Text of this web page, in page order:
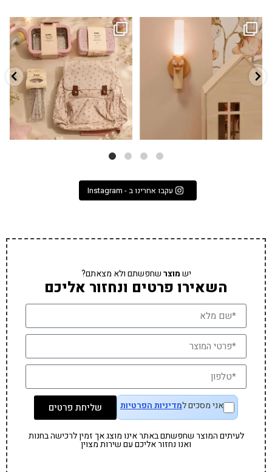
✨ חוזרים למסגרת בסטייל! ✨
הקולקציה החדשה...
9 4
גם פריט עיצובי לחדר, גם מנורת לילה
...
3 0
עקבו אחרינו ב - Instagram
ישמוצרשחפשתם ולא מצאתם?
השאירו פרטים ונחזור אליכם
אני מסכים למדיניות הפרטיות שליחת פרטים
לעיתים המוצר שחפשתם באתר אינו מוצג אך זמין לרכישה בחנות
ואנו נחזור אליכם עם שירות מצוין